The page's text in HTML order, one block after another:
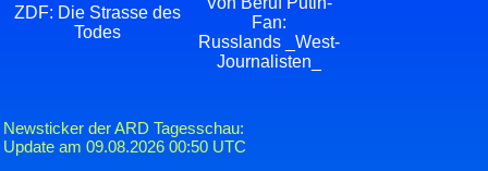
ZDF: Die Strasse des
Todes
Fan:
Russlands _West-
Journalisten_
Newsticker der ARD Tagesschau:
Update am 09.08.2026 00:50 UTC